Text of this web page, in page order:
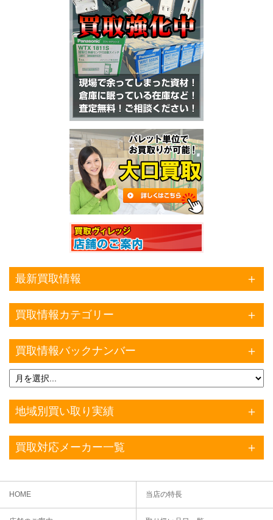
最新買取情報
買取情報カテゴリー
買取情報バックナンバー
地域別買い取り実績
買取対応メーカー一覧
HOME 当店の特長